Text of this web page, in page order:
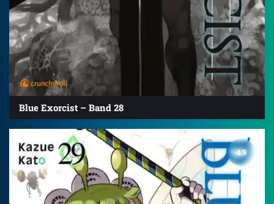
Blue Exorcist – Band 28
4.9